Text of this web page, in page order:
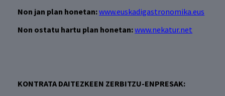
Non jan plan honetan:www.euskadigastronomika.eus
Non ostatu hartu plan honetan:www.nekatur.net
KONTRATA DAITEZKEEN ZERBITZU-ENPRESAK: